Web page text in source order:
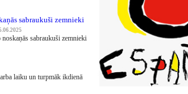
sabraukuši zemnieki
sabraukuši zemnieki
laiku un turpmāk ikdienā